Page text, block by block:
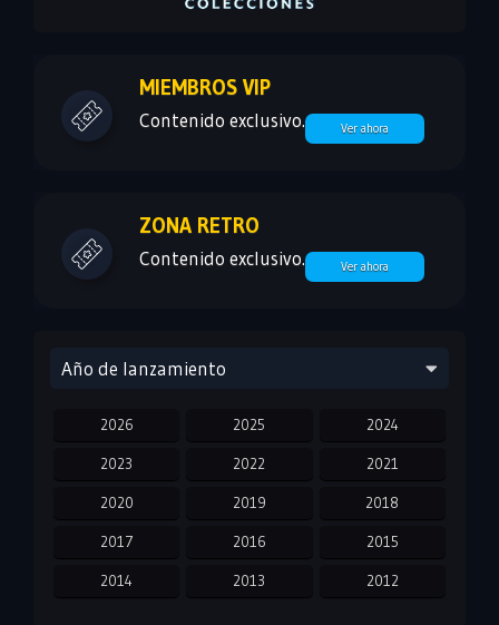
MIEMBROS VIP
Contenido exclusivo. Ver ahora
ZONA RETRO
Contenido exclusivo. Ver ahora
Año de lanzamiento
2026 2025 2024
2023 2022 2021
2020 2019 2018
2017 2016 2015
2014 2013 2012